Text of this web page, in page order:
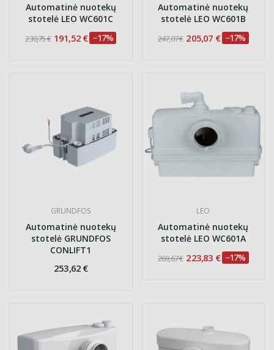
Automatinė nuotekų
stotelė LEO WC601C
230,75 € 191,52 € −17%
Automatinė nuotekų
stotelė LEO WC601B
247,07 € 205,07 € −17%
GRUNDFOS
Automatinė nuotekų
stotelė GRUNDFOS
CONLIFT1
253,62 €
LEO
Automatinė nuotekų
stotelė LEO WC601A
269,67 € 223,83 € −17%